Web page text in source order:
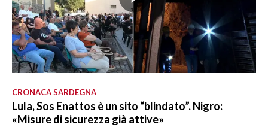
CRONACA SARDEGNA
Lula, Sos Enattos è un sito “blindato”. Nigro:
«Misure di sicurezza già attive»